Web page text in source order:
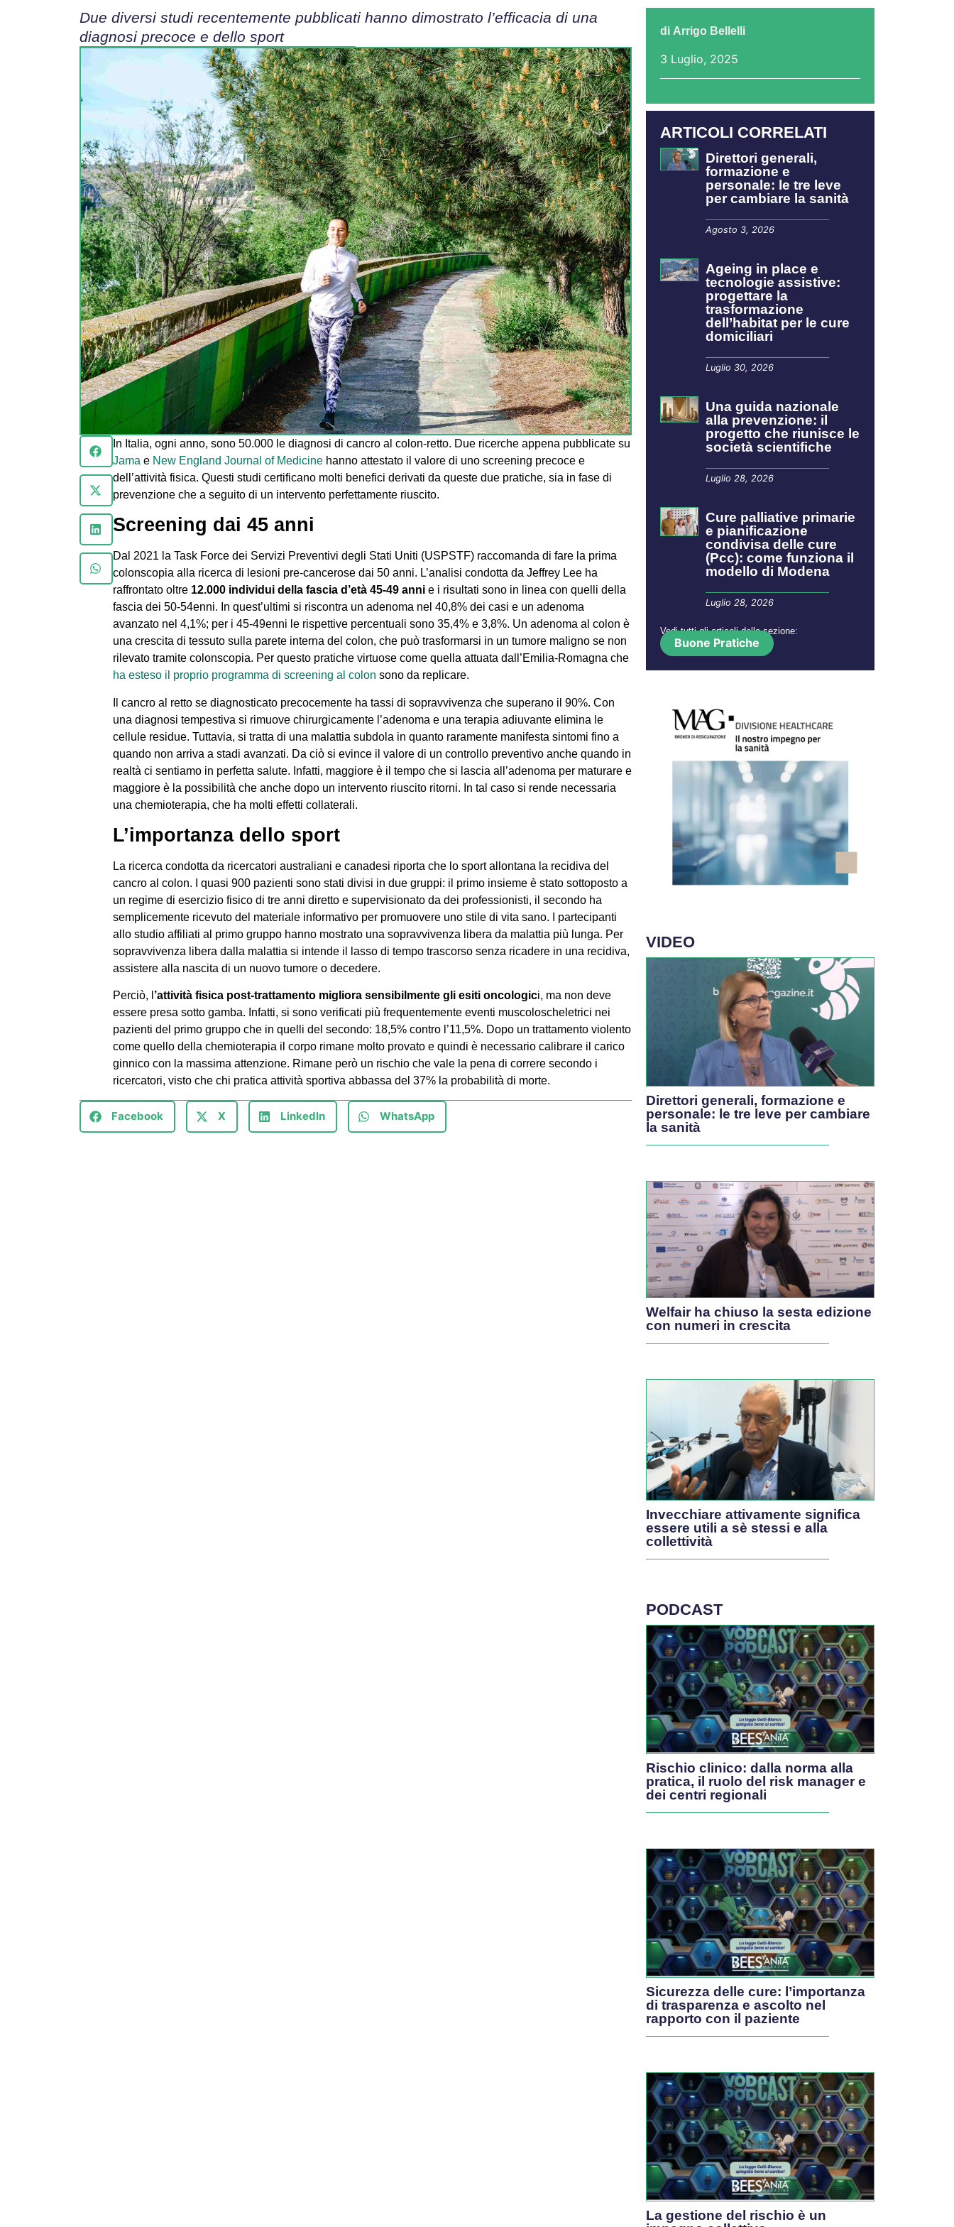
Due diversi studi recentemente pubblicati hanno dimostrato l’efficacia di una
diagnosi precoce e dello sport
In Italia, ogni anno, sono 50.000 le diagnosi di cancro al colon-retto. Due ricerche appena pubblicate su
Jama e New England Journal of Medicinehanno attestato il valore di uno screening precoce e
dell’attività fisica. Questi studi certificano molti benefici derivati da queste due pratiche, sia in fase di
prevenzione che a seguito di un intervento perfettamente riuscito.
Screening dai 45 anni
Dal 2021 la Task Force dei Servizi Preventivi degli Stati Uniti (USPSTF) raccomanda di fare la prima
colonscopia alla ricerca di lesioni pre-cancerose dai 50 anni. L’analisi condotta da Jeffrey Lee ha
raffrontato oltre 12.000 individui della fascia d’età 45-49 anni e i risultati sono in linea con quelli della
fascia dei 50-54enni. In quest’ultimi si riscontra un adenoma nel 40,8% dei casi e un adenoma
avanzato nel 4,1%; per i 45-49enni le rispettive percentuali sono 35,4% e 3,8%. Un adenoma al colon è
una crescita di tessuto sulla parete interna del colon, che può trasformarsi in un tumore maligno se non
rilevato tramite colonscopia. Per questo pratiche virtuose come quella attuata dall’Emilia-Romagna che
ha esteso il proprio programma di screening al colon sono da replicare.
Il cancro al retto se diagnosticato precocemente ha tassi di sopravvivenza che superano il 90%. Con
una diagnosi tempestiva si rimuove chirurgicamente l’adenoma e una terapia adiuvante elimina le
cellule residue. Tuttavia, si tratta di una malattia subdola in quanto raramente manifesta sintomi fino a
quando non arriva a stadi avanzati. Da ciò si evince il valore di un controllo preventivo anche quando in
realtà ci sentiamo in perfetta salute. Infatti, maggiore è il tempo che si lascia all’adenoma per maturare e
maggiore è la possibilità che anche dopo un intervento riuscito ritorni. In tal caso si rende necessaria
una chemioterapia, che ha molti effetti collaterali.
L’importanza dello sport
La ricerca condotta da ricercatori australiani e canadesi riporta che lo sport allontana la recidiva del
cancro al colon. I quasi 900 pazienti sono stati divisi in due gruppi: il primo insieme è stato sottoposto a
un regime di esercizio fisico di tre anni diretto e supervisionato da dei professionisti, il secondo ha
semplicemente ricevuto del materiale informativo per promuovere uno stile di vita sano. I partecipanti
allo studio affiliati al primo gruppo hanno mostrato una sopravvivenza libera da malattia più lunga. Per
sopravvivenza libera dalla malattia si intende il lasso di tempo trascorso senza ricadere in una recidiva,
assistere alla nascita di un nuovo tumore o decedere.
Perciò, l ’attività fisica post-trattamento migliora sensibilmente gli esiti oncologici, ma non deve
essere presa sotto gamba. Infatti, si sono verificati più frequentemente eventi muscoloscheletrici nei
pazienti del primo gruppo che in quelli del secondo: 18,5% contro l’11,5%. Dopo un trattamento violento
come quello della chemioterapia il corpo rimane molto provato e quindi è necessario calibrare il carico
ginnico con la massima attenzione. Rimane però un rischio che vale la pena di correre secondo i
ricercatori, visto che chi pratica attività sportiva abbassa del 37% la probabilità di morte.
Facebook X LinkedIn WhatsApp
di Arrigo Bellelli
3 Luglio, 2025
ARTICOLI CORRELATI
Direttori generali,
formazione e
personale: le tre leve
per cambiare la sanità
Agosto 3, 2026
Ageing in place e
tecnologie assistive:
progettare la
trasformazione
dell’habitat per le cure
domiciliari
Luglio 30, 2026
​​​​Una guida nazionale
alla prevenzione: il
progetto che riunisce le
società scientifiche
Luglio 28, 2026
Cure palliative primarie
e pianificazione
condivisa delle cure
(Pcc): come funziona il
modello di Modena
Luglio 28, 2026
Vedi tutti gli articoli della sezione:
Buone Pratiche
VIDEO
Direttori generali, formazione e
personale: le tre leve per cambiare
la sanità
Welfair ha chiuso la sesta edizione
con numeri in crescita
Invecchiare attivamente significa
essere utili a sè stessi e alla
collettività
PODCAST
Rischio clinico: dalla norma alla
pratica, il ruolo del risk manager e
dei centri regionali
Sicurezza delle cure: l’importanza
di trasparenza e ascolto nel
rapporto con il paziente
La gestione del rischio è un